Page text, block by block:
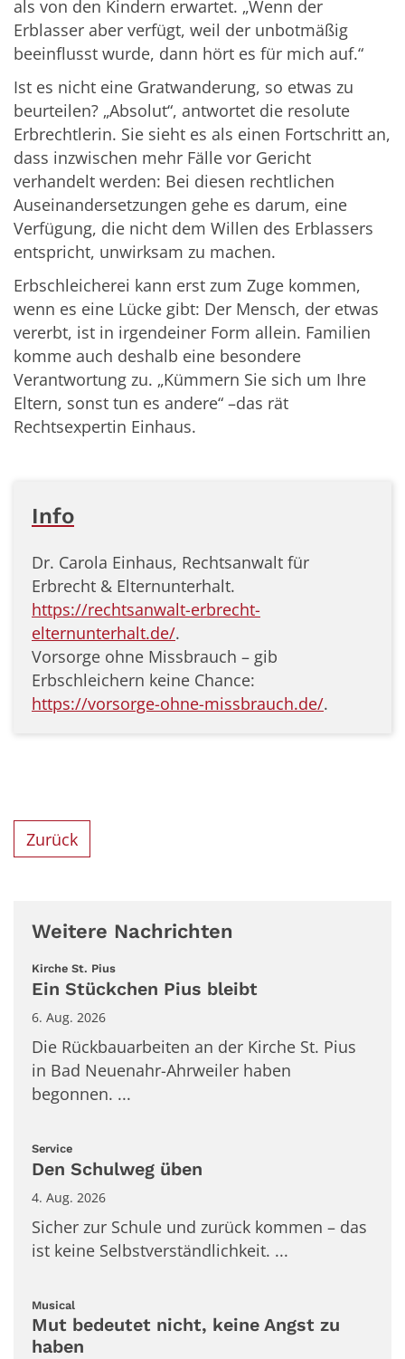
als von den Kindern erwartet. „Wenn der
Erblasser aber verfügt, weil der unbotmäßig
beeinflusst wurde, dann hört es für mich auf.“
Ist es nicht eine Gratwanderung, so etwas zu
beurteilen? „Absolut“, antwortet die resolute
Erbrechtlerin. Sie sieht es als einen Fortschritt an,
dass inzwischen mehr Fälle vor Gericht
verhandelt werden: Bei diesen rechtlichen
Auseinandersetzungen gehe es darum, eine
Verfügung, die nicht dem Willen des Erblassers
entspricht, unwirksam zu machen.
Erbschleicherei kann erst zum Zuge kommen,
wenn es eine Lücke gibt: Der Mensch, der etwas
vererbt, ist in irgendeiner Form allein. Familien
komme auch deshalb eine besondere
Verantwortung zu. „Kümmern Sie sich um Ihre
Eltern, sonst tun es andere“ –das rät
Rechtsexpertin Einhaus.
Info
Dr. Carola Einhaus, Rechtsanwalt für
Erbrecht & Elternunterhalt.
https://rechtsanwalt-erbrecht-
elternunterhalt.de/.
Vorsorge ohne Missbrauch – gib
Erbschleichern keine Chance:
https://vorsorge-ohne-missbrauch.de/.
Zurück
Weitere Nachrichten
Kirche St. Pius:
Ein Stückchen Pius bleibt
6. Aug. 2026
Die Rückbauarbeiten an der Kirche St. Pius
in Bad Neuenahr-Ahrweiler haben
begonnen. ...
Service:
Den Schulweg üben
4. Aug. 2026
Sicher zur Schule und zurück kommen – das
ist keine Selbstverständlichkeit. ...
Musical
Mut bedeutet nicht, keine Angst zu
haben